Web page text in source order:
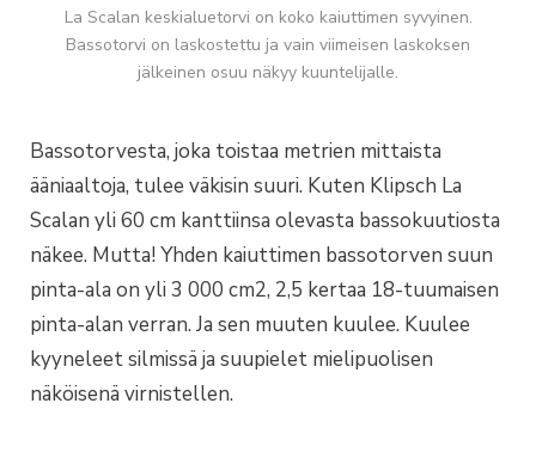
La Scalan keskialuetorvi on koko kaiuttimen syvyinen.
Bassotorvi on laskostettu ja vain viimeisen laskoksen
jälkeinen osuu näkyy kuuntelijalle.
Bassotorvesta, joka toistaa metrien mittaista
ääniaaltoja, tulee väkisin suuri. Kuten Klipsch La
Scalan yli 60 cm kanttiinsa olevasta bassokuutiosta
näkee. Mutta! Yhden kaiuttimen bassotorven suun
pinta-ala on yli 3 000 cm2, 2,5 kertaa 18-tuumaisen
pinta-alan verran. Ja sen muuten kuulee. Kuulee
kyyneleet silmissä ja suupielet mielipuolisen
näköisenä virnistellen.